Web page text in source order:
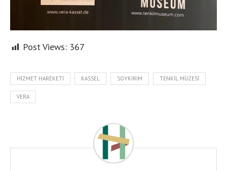
Post Views: 367
HIZMET HAREKETI KASSEL SOYKIRIM TENKIL MÜZESI
VERA